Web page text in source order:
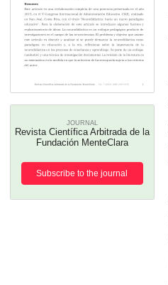
JOURNAL
Revista Científica Arbitrada de la
Fundación MenteClara
Subscribe to the journal